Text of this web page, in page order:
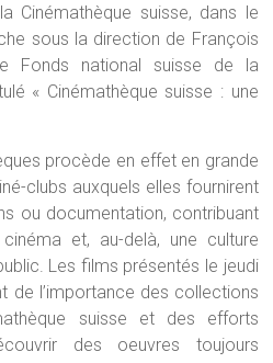
Cinémathèque suisse, dans le
sous la direction de François
Fonds national suisse de la
« Cinémathèque suisse : une
procède en effet en grande
clubs auxquels elles fournirent
ou documentation, contribuant
et, au-delà, une culture
Les films présentés le jeudi
de l’importance des collections
suisse et des efforts
des oeuvres toujours